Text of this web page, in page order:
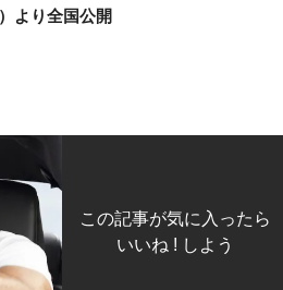
より全国公開
この記事が気に入ったら
いいね ! しよう